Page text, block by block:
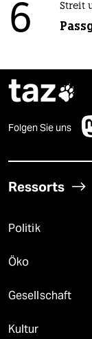
6 Streit
taz
Folgen Sie uns
Ressorts
Politik
Öko
Gesellschaft
Kultur